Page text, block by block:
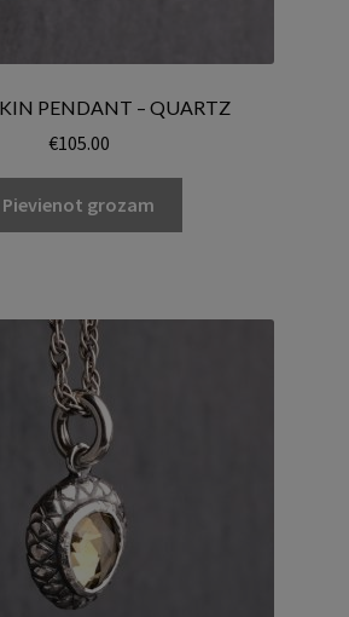
PENDANT – QUARTZ
€105.00
Pievienot grozam